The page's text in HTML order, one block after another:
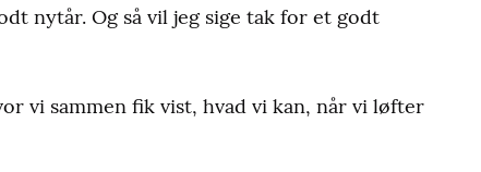
nytår. Og så vil jeg sige tak for et godt
vi sammen fik vist, hvad vi kan, når vi løfter